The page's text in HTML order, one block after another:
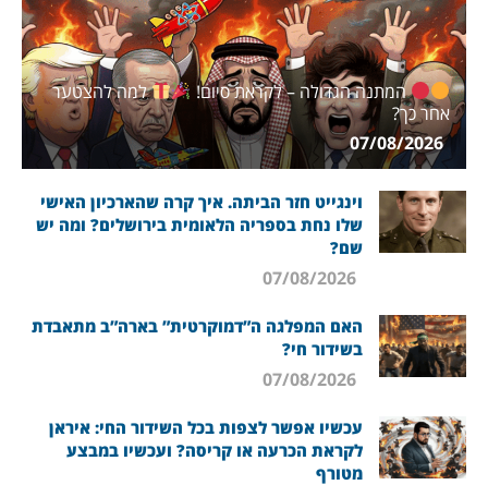
המתנה הגדולה – לקראת סיום!
למה להצטער
אחר כך?
07/08/2026
וינגייט חזר הביתה. איך קרה שהארכיון האישי
שלו נחת בספריה הלאומית בירושלים? ומה יש
שם?
האם המפלגה ה”דמוקרטית” בארה”ב מתאבדת
בשידור חי?
עכשיו אפשר לצפות בכל השידור החי: איראן
לקראת הכרעה או קריסה? ועכשיו במבצע
מטורף